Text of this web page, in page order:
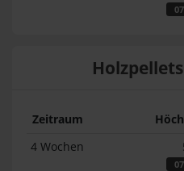
Zeitraum
4 Wochen